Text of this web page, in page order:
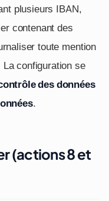
plusieurs IBAN,
contenant des
toute mention
configuration se
des données
.
(actions 8 et